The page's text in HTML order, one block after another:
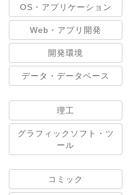
OS・アプリケーション
Web・アプリ開発
開発環境
データ・データベース
理工
グラフィックソフト・ツ
ール
コミック